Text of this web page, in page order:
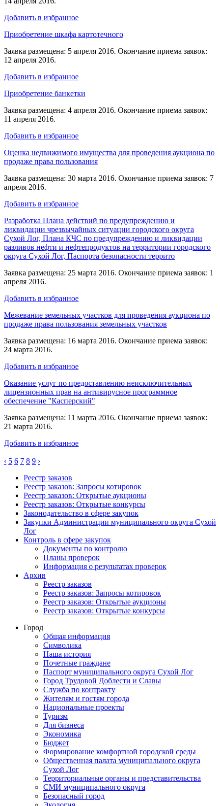
Добавить в избранное
Приобретение шкафа картотечного
Заявка размещена: 5 апреля 2016. Окончание приема заявок:
12 апреля 2016.
Добавить в избранное
Приобретение банкетки
Заявка размещена: 4 апреля 2016. Окончание приема заявок:
11 апреля 2016.
Добавить в избранное
Оценка недвижимого имущества для проведения аукциона по
продаже права пользования
Заявка размещена: 30 марта 2016. Окончание приема заявок: 7
апреля 2016.
Добавить в избранное
Разработка Плана действий по предупреждению и
ликвидации чрезвычайных ситуации городского округа
Сухой Лог, Плана КЧС по предупреждению и ликвидации
разливов нефти и нефтепродуктов на территории городского
округа Сухой Лог, Паспорта безопасности террито
Заявка размещена: 25 марта 2016. Окончание приема заявок: 1
апреля 2016.
Добавить в избранное
Межевание земельных участков для проведения аукциона по
продаже права пользования земельных участков
Заявка размещена: 16 марта 2016. Окончание приема заявок:
24 марта 2016.
Добавить в избранное
Оказание услуг по предоставлению неисключительных
лицензионных прав на антивирусное программное
обеспечение "Касперский"
Заявка размещена: 11 марта 2016. Окончание приема заявок:
21 марта 2016.
Добавить в избранное
‹ 5 6 7 8 9 ›
Реестр заказов
Реестр заказов: Запросы котировок
Реестр заказов: Открытые аукционы
Реестр заказов: Открытые конкурсы
Законодательство в сфере закупок
Закупки Администрации муниципального округа Сухой
Лог
Контроль в сфере закупок
Документы по контролю
Планы проверок
Информация о результатах проверок
Архив
Реестр заказов
Реестр заказов: Запросы котировок
Реестр заказов: Открытые аукционы
Реестр заказов: Открытые конкурсы
Город
Общая информация
Символика
Наша история
Почетные граждане
Паспорт муниципального округа Сухой Лог
Город Трудовой Доблести и Славы
Служба по контракту
Жителям и гостям города
Национальные проекты
Туризм
Для бизнеса
Экономика
Бюджет
Формирование комфортной городской среды
Общественная палата муниципального округа
Сухой Лог
Территориальные органы и представительства
СМИ муниципального округа
Безопасный город